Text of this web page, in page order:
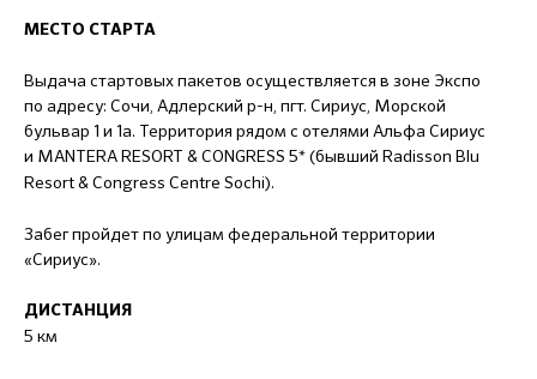
МЕСТО СТАРТА
Выдача стартовых пакетов осуществляется в зоне Экспо
по адресу: Сочи, Адлерский р-н, пгт. Сириус, Морской
бульвар 1 и 1а. Территория рядом с отелями Альфа Сириус
и MANTERA RESORT & CONGRESS 5* (бывший Radisson Blu
Resort & Congress Centre Sochi).
Забег пройдет по улицам федеральной территории
«Сириус».
ДИСТАНЦИЯ
5 км